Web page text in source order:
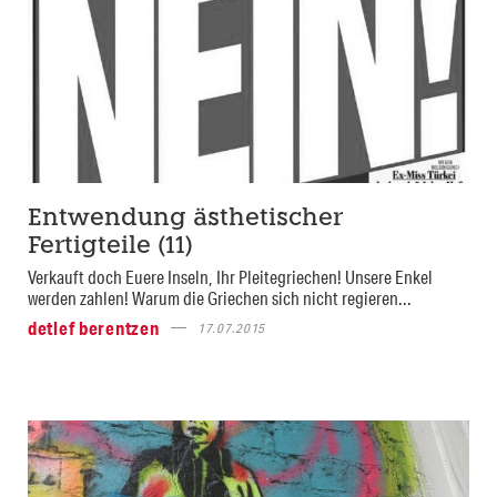
Entwendung ästhetischer
Fertigteile (11)
Verkauft doch Euere Inseln, Ihr Pleitegriechen! Unsere Enkel
werden zahlen! Warum die Griechen sich nicht regieren...
detlef berentzen
17.07.2015